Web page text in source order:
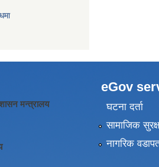
मन्त्रालय
eGov
घटना दर्ता
सामाजिक
नागरिक